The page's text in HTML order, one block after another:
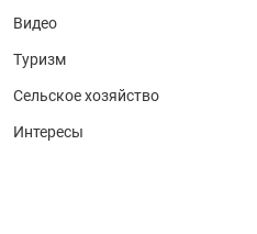
Видео
Туризм
Сельское хозяйство
Интересы